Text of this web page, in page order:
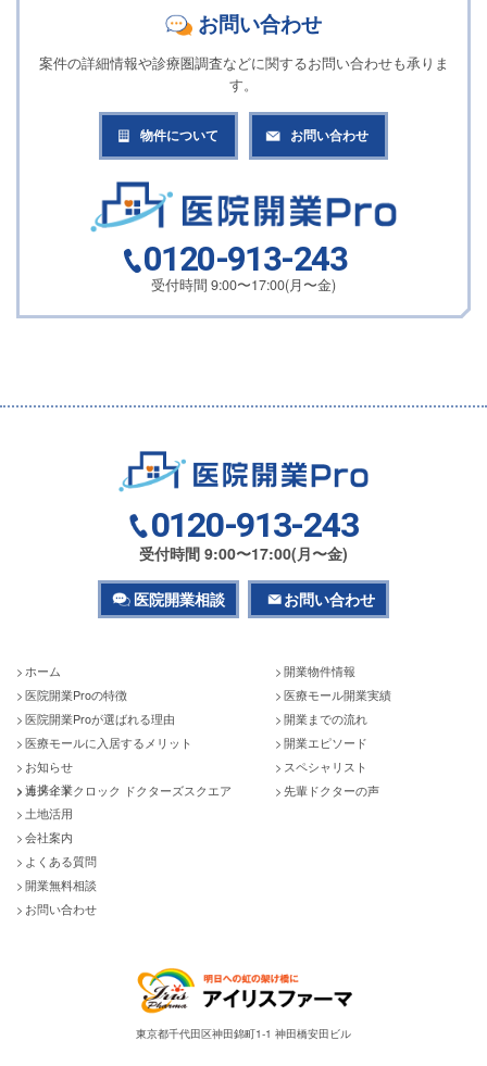
お問い合わせ
案件の詳細情報や診療圏調査などに関するお問い合わせも承りま
す。
物件について お問い合わせ
0120-913-243
受付時間 9:00〜17:00(月〜金)
0120-913-243
受付時間 9:00〜17:00(月〜金)
医院開業相談 お問い合わせ
ホーム
医院開業Proの特徴
医院開業Proが選ばれる理由
医療モールに入居するメリット
お知らせ
カメイドクロック ドクターズスクエア
開業物件情報
医療モール開業実績
開業までの流れ
開業エピソード
スペシャリスト
先輩ドクターの声
連携企業
土地活用
会社案内
よくある質問
開業無料相談
お問い合わせ
東京都千代田区神田錦町1-1 神田橋安田ビル